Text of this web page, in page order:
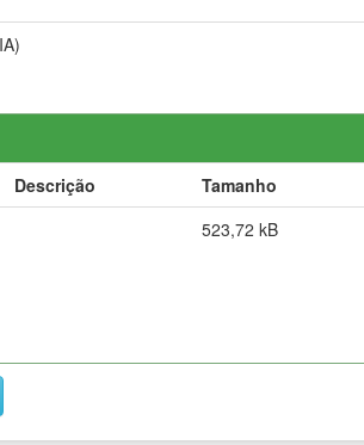
Descrição Tamanho
523,72 kB